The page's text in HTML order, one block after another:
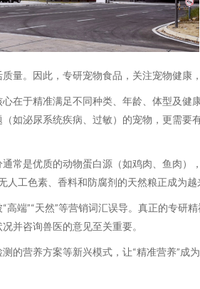
。因此，专研宠物食品，关注宠物健康
在于精准满足不同种类、年龄、体型及健
泌尿系统疾病、过敏）的宠物，更需要
是优质的动物蛋白源（如鸡肉、鱼肉）
工色素、香料和防腐剂的天然粮正成为
端”“天然”等营销词汇误导。真正的专研
并咨询兽医的意见至关重要。
营养方案等新兴模式，让“精准营养”成